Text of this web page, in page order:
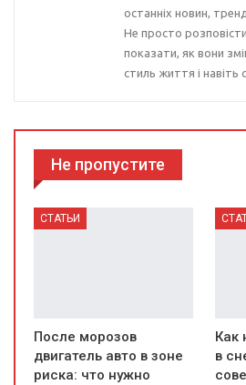
останніх новин,
Не просто
показати, як вони
стиль життя і навіть
Не пропустите
СТАТЬИ
После морозов
двигатель авто в зоне
риска: что нужно
Как
в